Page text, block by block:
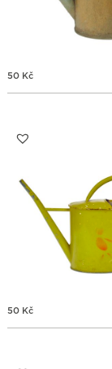
50 Kč
50 Kč